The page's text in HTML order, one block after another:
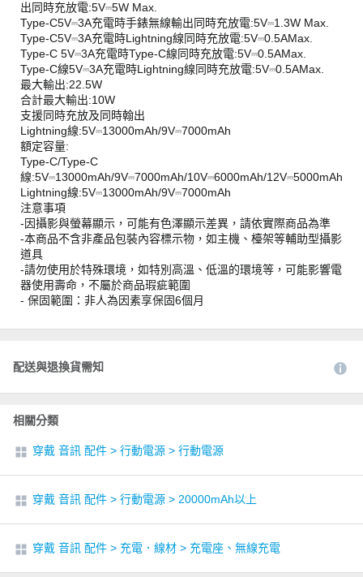
出同時充放電:5V⎓5W Max.
Type-C5V⎓3A充電時手錶無線輸出同時充放電:5V⎓1.3W Max.
Type-C5V⎓3A充電時Lightning線同時充放電:5V⎓0.5AMax.
Type-C 5V⎓3A充電時Type-C線同時充放電:5V⎓0.5AMax.
Type-C線5V⎓3A充電時Lightning線同時充放電:5V⎓0.5AMax.
最大輸出:22.5W
合計最大輸出:10W
支援同時充放及同時翰出
Lightning線:5V⎓13000mAh/9V⎓7000mAh
額定容量:
Type-C/Type-C
線:5V⎓13000mAh/9V⎓7000mAh/10V⎓6000mAh/12V⎓5000mAh
Lightning線:5V⎓13000mAh/9V⎓7000mAh
注意事項
-因攝影與螢幕顯示，可能有色澤顯示差異，請依實際商品為準
-本商品不含非產品包裝內容標示物，如主機、檯架等輔助型攝影
道具
-請勿使用於特殊環境，如特別高溫、低溫的環境等，可能影響電
器使用壽命，不屬於商品瑕疵範圍
- 保固範圍：非人為因素享保固6個月
配送與退換貨需知
相關分類
穿戴 音訊 配件 > 行動電源 > 行動電源
穿戴 音訊 配件 > 行動電源 > 20000mAh以上
穿戴 音訊 配件 > 充電．線材 > 充電座、無線充電